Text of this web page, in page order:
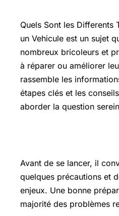
Quels Sont les Differents
un Vehicule est un sujet
nombreux bricoleurs et
à réparer ou améliorer
rassemble les
étapes clés et les
aborder la question
Avant de se lancer, il
quelques précautions et
enjeux. Une bonne
majorité des problèmes